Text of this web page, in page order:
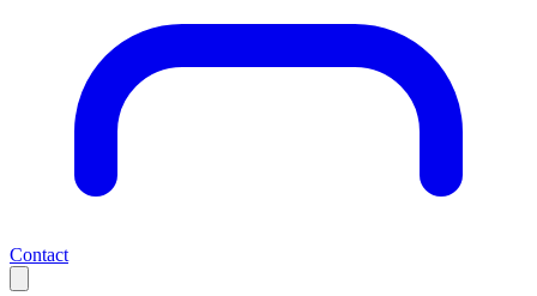
Contact